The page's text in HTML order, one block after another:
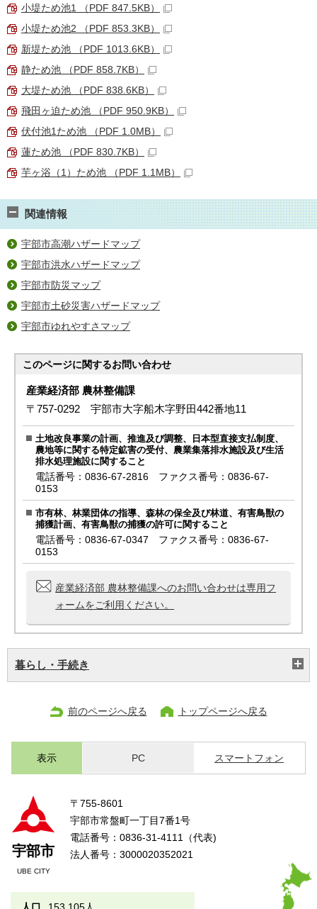
小堤ため池1 （PDF 847.5KB）
小堤ため池2 （PDF 853.3KB）
新堤ため池 （PDF 1013.6KB）
静ため池 （PDF 858.7KB）
大堤ため池 （PDF 838.6KB）
飛田ヶ迫ため池 （PDF 950.9KB）
伏付池1ため池 （PDF 1.0MB）
蓮ため池 （PDF 830.7KB）
芋ヶ浴（1）ため池 （PDF 1.1MB）
関連情報
宇部市高潮ハザードマップ
宇部市洪水ハザードマップ
宇部市防災マップ
宇部市土砂災害ハザードマップ
宇部市ゆれやすさマップ
このページに関するお問い合わせ
産業経済部 農林整備課
〒757-0292 宇部市大字船木字野田442番地11
土地改良事業の計画、推進及び調整、日本型直接支払制度、
農地等に関する特定鉱害の受付、農業集落排水施設及び生活
排水処理施設に関すること
電話番号：0836-67-2816 ファクス番号：0836-67-
0153
市有林、林業団体の指導、森林の保全及び林道、有害鳥獣の
捕獲計画、有害鳥獣の捕獲の許可に関すること
電話番号：0836-67-0347 ファクス番号：0836-67-
0153
産業経済部 農林整備課へのお問い合わせは専用フ
ォームをご利用ください。
暮らし・手続き
前のページへ戻る トップページへ戻る
表示 PC スマートフォン
宇部市
UBE CITY
〒755-8601
宇部市常盤町一丁目7番1号
電話番号：0836-31-4111（代表)
法人番号：3000020352021